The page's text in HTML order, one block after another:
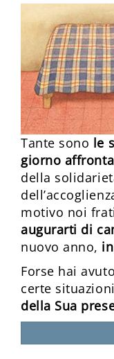
Tante sono le
giorno
della
motivo noi
augurarti di
nuovo anno,
Forse hai
certe situazioni
della Sua